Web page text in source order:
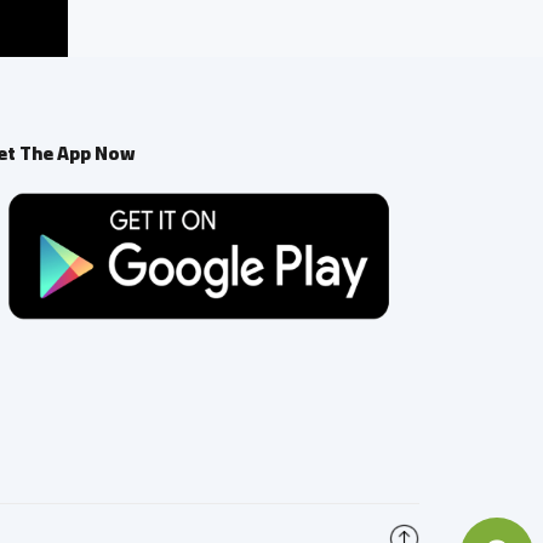
The App Now